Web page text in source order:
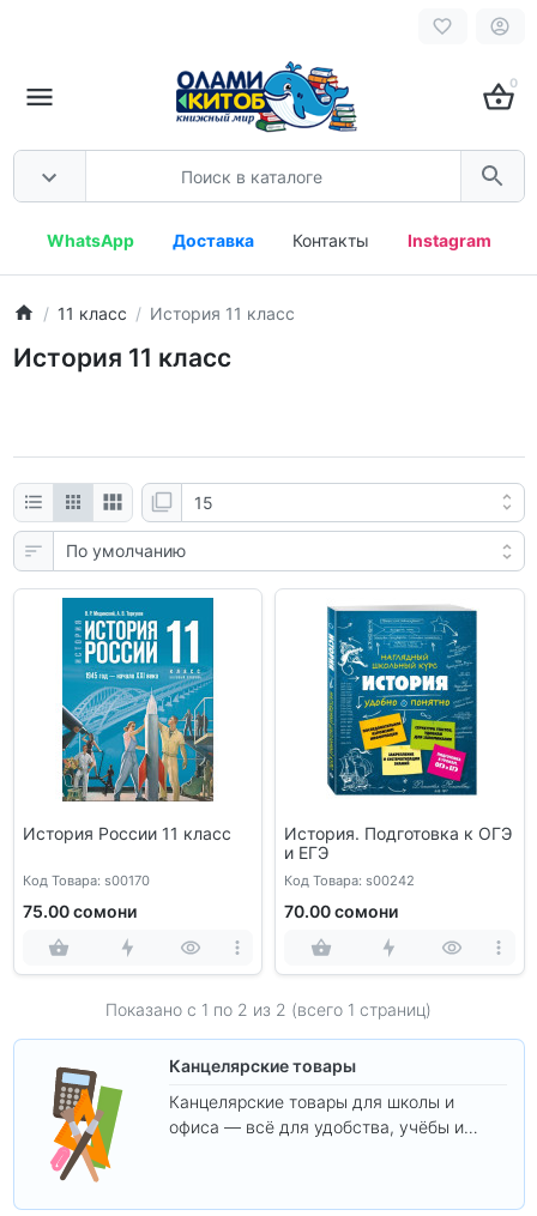
0
WhatsApp Доставка Контакты Instagram
11 класс История 11 класс
История 11 класс
История России 11 класс
Код Товара: s00170
75.00 сомони
История. Подготовка к ОГЭ
и ЕГЭ
Код Товара: s00242
70.00 сомони
Показано с 1 по 2 из 2 (всего 1 страниц)
Канцелярские товары
Канцелярские товары для школы и
офиса — всё для удобства, учёбы и